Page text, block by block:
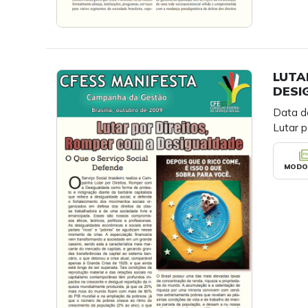
Data
Lutar